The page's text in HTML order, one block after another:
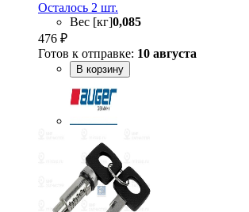
Осталось 2 шт.
Вес [кг]0,085
476 ₽
Готов к отправке: 10 августа
В корзину